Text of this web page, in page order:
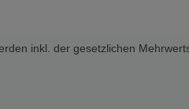
inkl. der gesetzlichen